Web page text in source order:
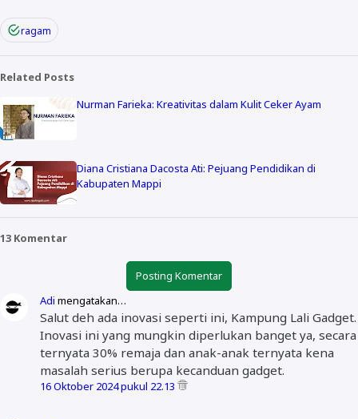
ragam
Related Posts
Nurman Farieka: Kreativitas dalam Kulit Ceker Ayam
Diana Cristiana Dacosta Ati: Pejuang Pendidikan di
Kabupaten Mappi
13 Komentar
Posting Komentar
Adi mengatakan…
Salut deh ada inovasi seperti ini, Kampung Lali Gadget.
Inovasi ini yang mungkin diperlukan banget ya, secara
ternyata 30% remaja dan anak-anak ternyata kena
masalah serius berupa kecanduan gadget.
16 Oktober 2024 pukul 22.13